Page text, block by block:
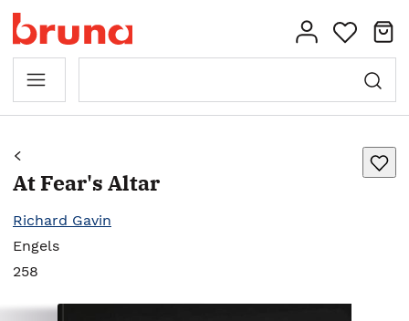
At Fear's Altar
Richard Gavin
Engels
258